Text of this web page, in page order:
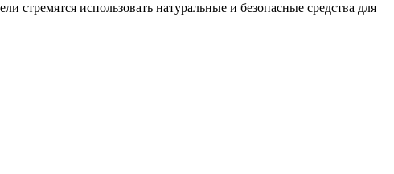
стремятся использовать натуральные и безопасные средства для